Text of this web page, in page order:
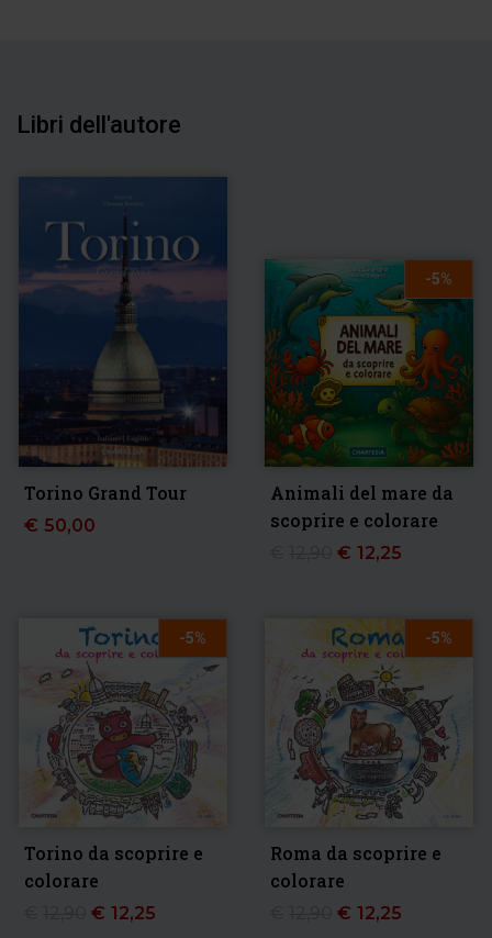
Libri dell'autore
Torino Grand Tour
€ 50,00
-5%
Animali del mare da
scoprire e colorare
€ 12,25
-5%
Torino da scoprire e
colorare
€ 12,25
-5%
Roma da scoprire e
colorare
€ 12,25